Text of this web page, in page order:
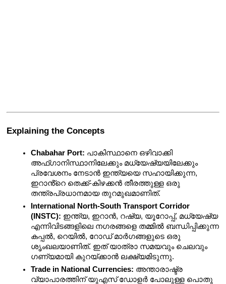
Explaining the Concepts
Chabahar Port: പാകിസ്ഥാനെ ഒഴിവാക്കി
അഫ്ഗാനിസ്ഥാനിലേക്കും മധ്യേഷ്യയിലേക്കും
പ്രവേശനം നേടാൻ ഇന്ത്യയെ സഹായിക്കുന്ന,
ഇറാൻ്റെ തെക്ക്-കിഴക്കൻ തീരത്തുള്ള ഒരു
തന്ത്രപ്രധാനമായ തുറമുഖമാണിത്.
International North-South Transport Corridor
(INSTC): ഇന്ത്യ, ഇറാൻ, റഷ്യ, യൂറോപ്പ്, മധ്യേഷ്യ
എന്നിവിടങ്ങളിലെ നഗരങ്ങളെ തമ്മിൽ ബന്ധിപ്പിക്കുന്ന
കപ്പൽ, റെയിൽ, റോഡ് മാർഗങ്ങളുടെ ഒരു
ശൃംഖലയാണിത്. ഇത് യാത്രാ സമയവും ചെലവും
ഗണ്യമായി കുറയ്ക്കാൻ ലക്ഷ്യമിടുന്നു.
Trade in National Currencies: അന്താരാഷ്ട്ര
വ്യാപാരത്തിന് യുഎസ് ഡോളർ പോലുള്ള പൊതു